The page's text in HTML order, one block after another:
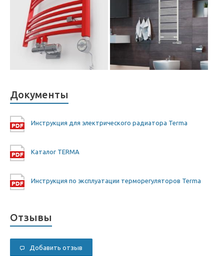
Документы
Инструкция для электрического радиатора Terma
Каталог TERMA
Инструкция по эксплуатации терморегуляторов Terma
Отзывы
Добавить отзыв